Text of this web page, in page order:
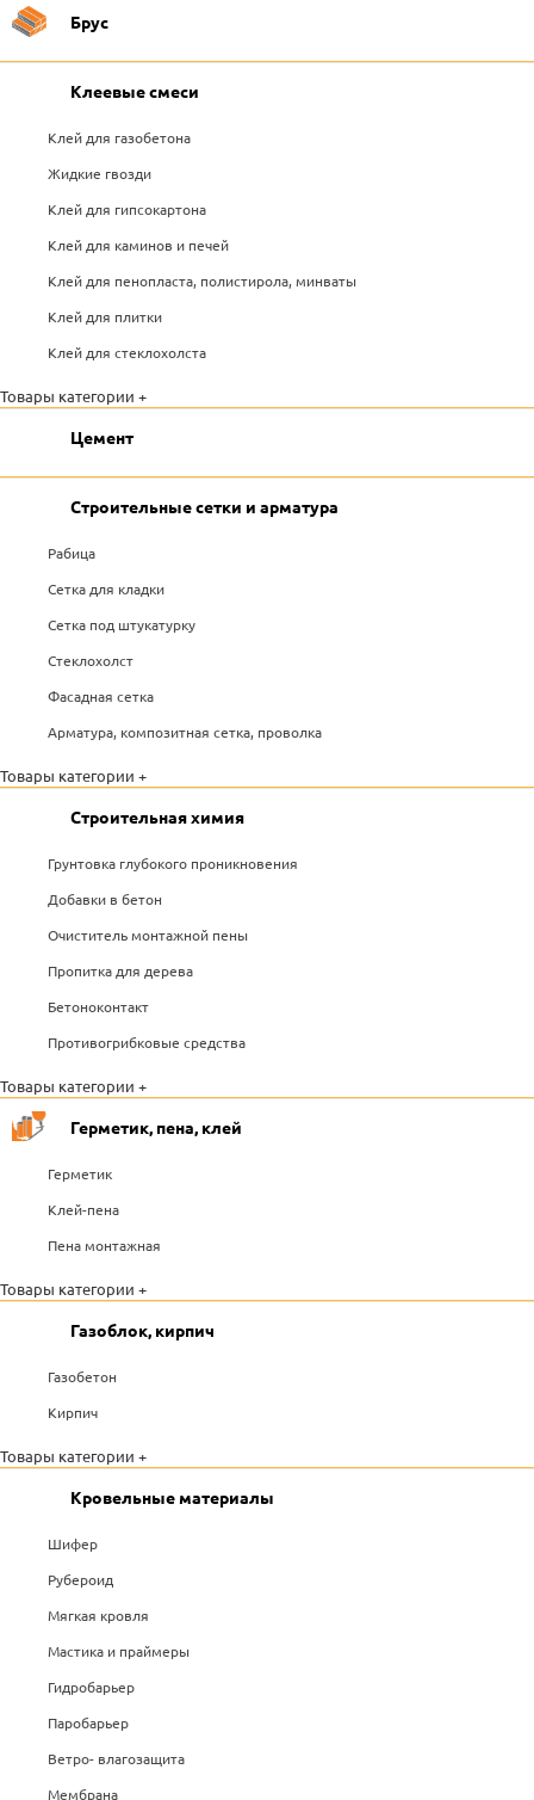
Брус
Клеевые смеси
Клей для газобетона
Жидкие гвозди
Клей для гипсокартона
Клей для каминов и печей
Клей для пенопласта, полистирола, минваты
Клей для плитки
Клей для стеклохолста
Товары категории +
Цемент
Строительные сетки и арматура
Рабица
Сетка для кладки
Сетка под штукатурку
Стеклохолст
Фасадная сетка
Арматура, композитная сетка, проволка
Товары категории +
Строительная химия
Грунтовка глубокого проникновения
Добавки в бетон
Очиститель монтажной пены
Пропитка для дерева
Бетоноконтакт
Противогрибковые средства
Товары категории +
Герметик, пена, клей
Герметик
Клей-пена
Пена монтажная
Товары категории +
Газоблок, кирпич
Газобетон
Кирпич
Товары категории +
Кровельные материалы
Шифер
Рубероид
Мягкая кровля
Мастика и праймеры
Гидробарьер
Паробарьер
Ветро- влагозащита
Мембрана